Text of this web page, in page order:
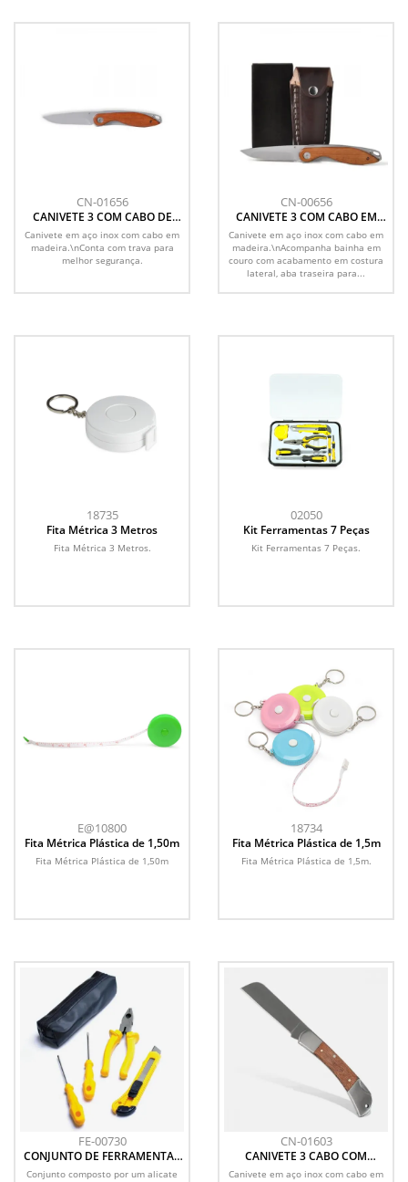
CN-01656
CANIVETE 3 COM CABO DE
MADEIRA
Canivete em aço inox com cabo em
madeira.\nConta com trava para
melhor segurança.
CN-00656
CANIVETE 3 COM CABO EM
MADEIRA E BAINHA EM
COURO
Canivete em aço inox com cabo em
madeira.\nAcompanha bainha em
couro com acabamento em costura
lateral, aba traseira para...
18735
Fita Métrica 3 Metros
Fita Métrica 3 Metros.
02050
Kit Ferramentas 7 Peças
Kit Ferramentas 7 Peças.
E@10800
Fita Métrica Plástica de 1,50m
Fita Métrica Plástica de 1,50m
18734
Fita Métrica Plástica de 1,5m
Fita Métrica Plástica de 1,5m.
FE-00730
CONJUNTO DE FERRAMENTAS
4 PÇS COM CHAVES CABO
Conjunto composto por um alicate
CN-01603
CANIVETE 3 CABO COM
DETALHES EM MADEIRA
Canivete em aço inox com cabo em